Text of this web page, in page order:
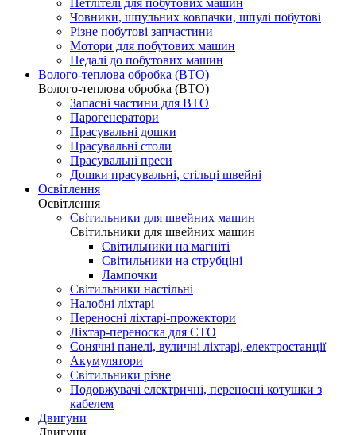
Петлітелі для побутових машин
Човники, шпульних ковпачки, шпулі побутові
Різне побутові запчастини
Мотори для побутових машин
Педалі до побутових машин
Волого-теплова обробка (ВТО)
Волого-теплова обробка (ВТО)
Запасні частини для ВТО
Парогенератори
Прасувальні дошки
Прасувальні столи
Прасувальні преси
Дошки прасувальні, стільці швейні
Освітлення
Освітлення
Світильники для швейних машин
Світильники для швейних машин
Світильники на магніті
Світильники на струбціні
Лампочки
Світильники настільні
Налобні ліхтарі
Переносні ліхтарі-прожектори
Ліхтар-переноска для СТО
Сонячні панелі, вуличні ліхтарі, електростанції
Акумулятори
Світильники різне
Подовжувачі електричні, переносні котушки з
кабелем
Двигуни
Двигуни